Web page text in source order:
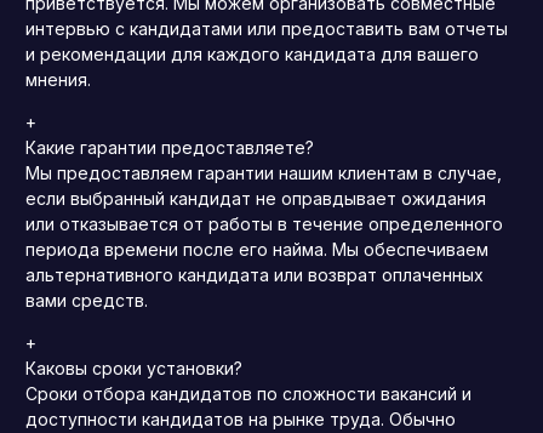
интервью с кандидатами или предоставить вам отчеты
и рекомендации для каждого кандидата для вашего
мнения.
+
Какие гарантии предоставляете?
Мы предоставляем гарантии нашим клиентам в случае,
если выбранный кандидат не оправдывает ожидания
или отказывается от работы в течение определенного
периода времени после его найма. Мы обеспечиваем
альтернативного кандидата или возврат оплаченных
вами средств.
+
Каковы сроки установки?
Сроки отбора кандидатов по сложности вакансий и
доступности кандидатов на рынке труда. Обычно